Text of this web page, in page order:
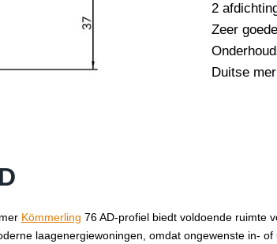
2
Zeer
Duitse
Kömmerling 76 AD-profiel biedt voldoende ruimte
laagenergiewoningen, omdat ongewenste in-